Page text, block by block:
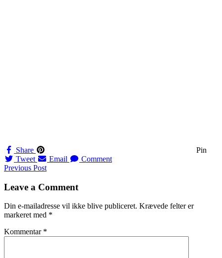
Share
Pin
Tweet
Email Comment
Navigation
til
Previous Post
Leave a Comment
Din e-mailadresse vil ikke blive publiceret. Krævede felter er
markeret med *
Kommentar *